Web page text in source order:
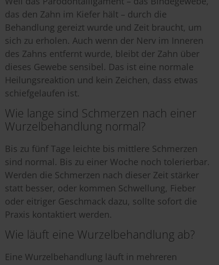
das den Zahn im Kiefer hält – durch die
Behandlung gereizt wurde und Zeit braucht, um
sich zu erholen. Auch wenn der Nerv im Inneren
des Zahns entfernt wurde, bleibt der Zahn über
dieses Gewebe sensibel. Das ist eine normale
Heilungsreaktion und kein Zeichen, dass etwas
schiefgelaufen ist.
Wie lange sind Schmerzen nach einer
Wurzelbehandlung normal?
Bis zu fünf Tage leichte bis mittlere Schmerzen
sind normal. Bis zu einer Woche noch tolerierbar.
Werden die Schmerzen nach dieser Zeit stärker
statt besser, oder kommen Schwellung, Fieber
oder eitriger Geschmack dazu, sollte sofort die
Praxis kontaktiert werden.
Wie läuft eine Wurzelbehandlung ab?
Eine Wurzelbehandlung läuft in mehreren